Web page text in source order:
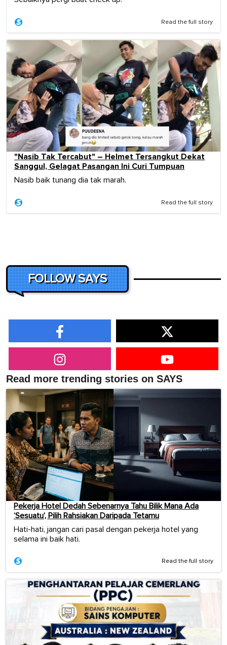
Read the full story
"Nasib Tak Tercabut" – Helmet Tersangkut Dekat
Sanggul, Gelagat Pasangan Ini Curi Tumpuan
Nasib baik tunang dia tak marah.
Read the full story
FOLLOW SAYS
Read more trending stories on SAYS
Pekerja Hotel Dedah Sebenarnya Tahu Bilik Mana Ada
‘Sesuatu’, Pilih Rahsiakan Daripada Tetamu
Hati-hati, jangan cari pasal dengan pekerja hotel yang
selama ini baik hati.
Read the full story